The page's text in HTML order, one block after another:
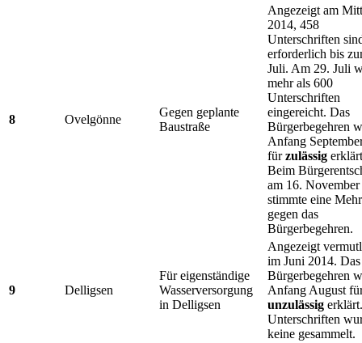
8 Ovelgönne
Gegen geplante
Baustraße
Angezeigt am
2014, 458
Unterschriften
erforderlich bis
Juli. Am 29. Juli
mehr als 600
Unterschriften
eingereicht. Das
Bürgerbegehren
Anfang
fürzulässig
Beim
am 16. November
stimmte eine
gegen das
Bürgerbegehren.
9 Delligsen
Für eigenständige
Wasserversorgung
in Delligsen
Angezeigt
im Juni 2014. Das
Bürgerbegehren
Anfang August
unzulässig erklärt.
Unterschriften
keine gesammelt.